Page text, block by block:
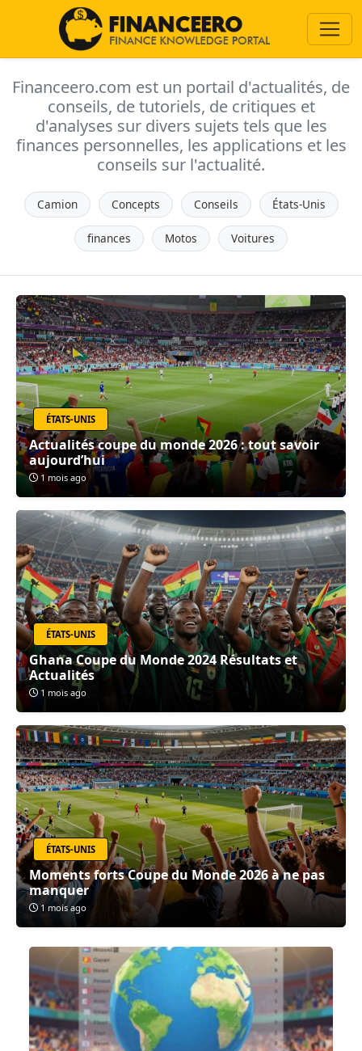
Financeero.com est un portail d'actualités, de
conseils, de tutoriels, de critiques et
d'analyses sur divers sujets tels que les
finances personnelles, les applications et les
conseils sur l'actualité.
Camion Concepts Conseils États-Unis
finances Motos Voitures
ÉTATS-UNIS
Actualités coupe du monde 2026 : tout savoir
aujourd’hui
1 mois ago
ÉTATS-UNIS
Ghana Coupe du Monde 2024 Résultats et
Actualités
1 mois ago
ÉTATS-UNIS
Moments forts Coupe du Monde 2026 à ne pas
manquer
1 mois ago